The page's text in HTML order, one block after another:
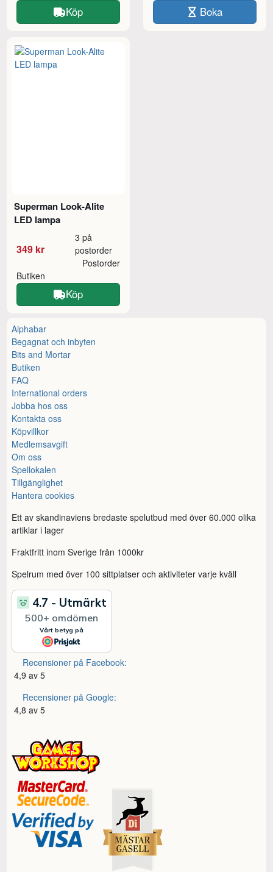
Köp Boka
Superman Look-Alite
LED lampa
349 kr
3 på
postorder
Butiken
Postorder
Köp
Alphabar
Begagnat och inbyten
Bits and Mortar
Butiken
FAQ
International orders
Jobba hos oss
Kontakta oss
Köpvillkor
Medlemsavgift
Om oss
Spellokalen
Tillgänglighet
Hantera cookies
Ett av skandinaviens bredaste spelutbud med över 60.000 olika
artiklar i lager
Fraktfritt inom Sverige från 1000kr
Spelrum med över 100 sittplatser och aktiviteter varje kväll
Recensioner på Facebook:
4,9 av 5
Recensioner på Google:
4,8 av 5